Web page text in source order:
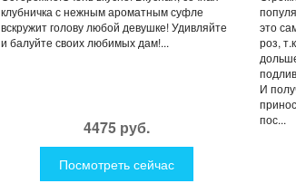
клубничка с нежным ароматным суфле
вскружит голову любой девушке! Удивляйте
и балуйте своих любимых дам!...
4475 руб.
Посмотреть сейчас
это
роз,
И
пос...